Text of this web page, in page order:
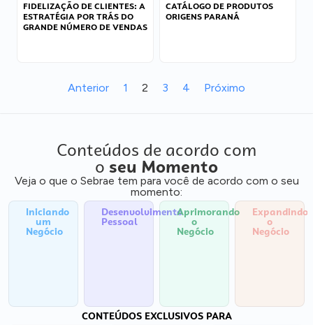
FIDELIZAÇÃO DE CLIENTES: A
ESTRATÉGIA POR TRÁS DO
GRANDE NÚMERO DE VENDAS
CATÁLOGO DE PRODUTOS
ORIGENS PARANÁ
Anterior 1 2 3 4 Próximo
Conteúdos de acordo com
o seu Momento
Veja o que o Sebrae tem para você de acordo com o seu
momento:
Iniciando
um
Negócio
Desenvolvimento
Pessoal
Aprimorando
o
Negócio
Expandindo
o
Negócio
CONTEÚDOS EXCLUSIVOS PARA